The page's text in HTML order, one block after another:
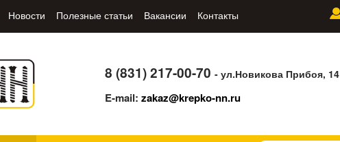
Новости Полезные статьи Вакансии Контакты
8 (831) 217-00-70- ул.Новикова Прибоя, 14
E-mail:zakaz@krepko-nn.ru